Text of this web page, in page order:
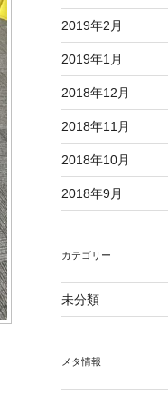
2019年2月
2019年1月
2018年12月
2018年11月
2018年10月
2018年9月
カテゴリー
未分類
メタ情報